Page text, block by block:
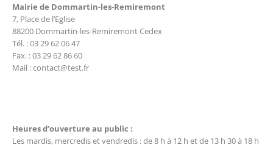
Mairie de Dommartin-les-Remiremont
7, Place de l’Eglise
88200 Dommartin-les-Remiremont Cedex
Tél. : 03 29 62 06 47
Fax. : 03 29 62 86 60
Mail : contact@test.fr
Heures d’ouverture au public :
Les mardis, mercredis et vendredis : de 8 h à 12 h et de 13 h 30 à 18 h